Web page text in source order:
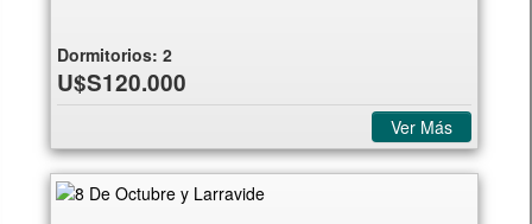
Dormitorios:2
U$S120.000
Ver Más